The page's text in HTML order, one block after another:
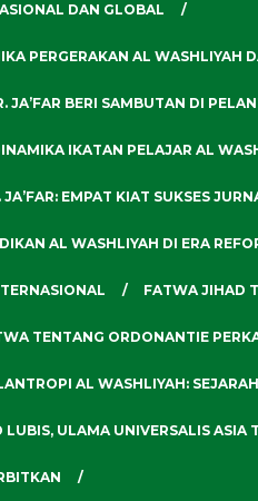
DAN GLOBAL
PERGERAKAN AL WASHLIYAH
JA’FAR BERI SAMBUTAN DI
IKATAN PELAJAR AL
JA’FAR: EMPAT KIAT SUKSES
AL WASHLIYAH DI ERA
FATWA JIHAD
TENTANG ORDONANTIE
AL WASHLIYAH:
LUBIS, ULAMA UNIVERSALIS ASIA